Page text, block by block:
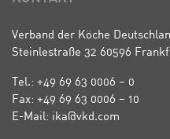
Verband der Köche
Steinlestraße 32 60596
Tel.: +49 69 63 0006 – 0
Fax: +49 69 63 0006 – 10
E-Mail: ika@vkd.com